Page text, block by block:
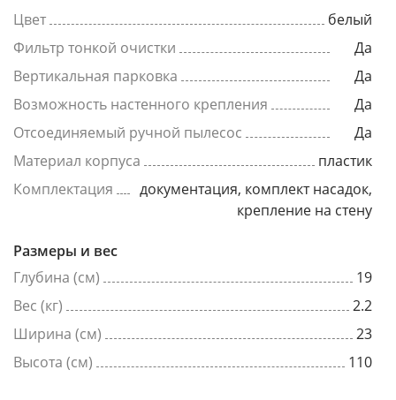
Цвет
белый
Фильтр тонкой очистки
Да
Вертикальная парковка
Да
Возможность настенного крепления
Да
Отсоединяемый ручной пылесос
Да
Материал корпуса
пластик
Комплектация
документация, комплект насадок,
крепление на стену
Размеры и вес
Глубина (см)
19
Вес (кг)
2.2
Ширина (см)
23
Высота (см)
110